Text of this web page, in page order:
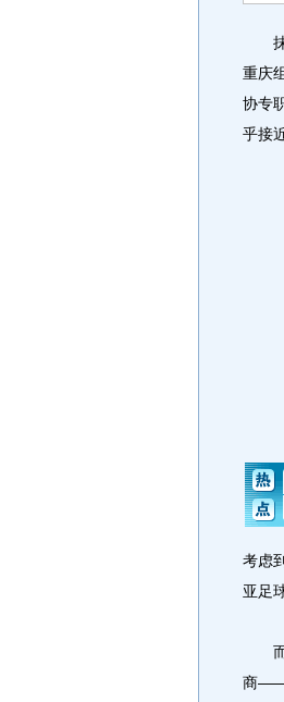
抹
重庆
协专
乎接
考虑
亚足
而
商——